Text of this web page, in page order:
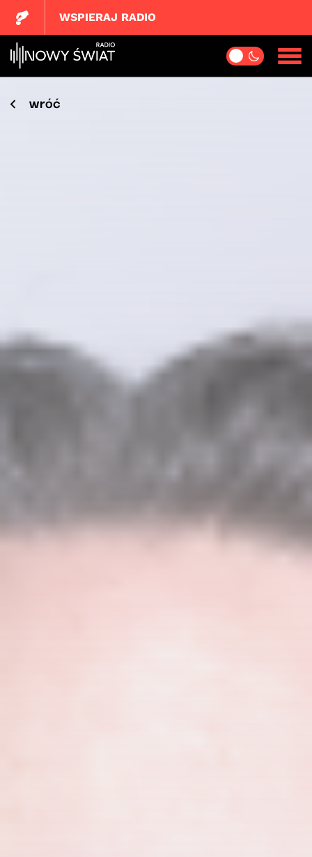
WSPIERAJ RADIO
wróć